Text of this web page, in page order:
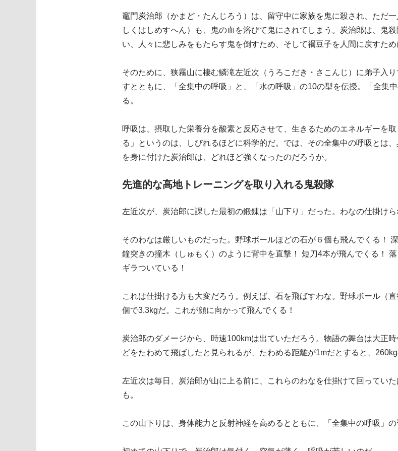
竈門炭治郎（かまど・たんじろう）は、留守中に家族を鬼に殺され、ただ
しくはしめすへん）も、鬼の血を浴びて鬼にされてしまう。炭治郎は、鬼
い、人々に悲しみをもたらす鬼を倒すため、そして禰豆子を人間に戻すため
そのために、狭霧山に棲む鱗滝左近次（うろこだき・さこんじ）に弟子入
すとともに、「全集中の呼吸」と、「水の呼吸」の10の型を伝授。「全集
る。
呼吸は、摂取した栄養分を酸素と反応させて、生きるためのエネルギーを
る」というのは、しびれるほどに科学的だ。では、その全集中の呼吸とは
を身に付けた炭治郎は、どれほど強くなったのだろうか。
先進的な高地トレーニングを取り入れる鬼殺隊
左近次が、炭治郎に課した最初の鍛錬は「山下り」だった。わなの仕掛け
そのわなは厳しいものだった。野球ボールほどの石が６個も飛んでくる！
鐘突きの撞木（しゅもく）のように背中を直撃！ 短刀4本が飛んでくる！
ギラついている！
これは仕掛ける方も大変だろう。例えば、石を飛ばすわな。野球ボール（
個で3.3kgだ。これが顔に向かって飛んでくる！
炭治郎のダメージから、時速100kmは出ていただろう。物語の舞台は大正
どをたわめて飛ばしたと見られるが、たわめる距離が1mだとすると、260kg
左近次は毎日、炭治郎が山に上る前に、これらのわなを仕掛けて回ってい
も。
この山下りは、身体能力と反射神経を高めるとともに、「全集中の呼吸」の